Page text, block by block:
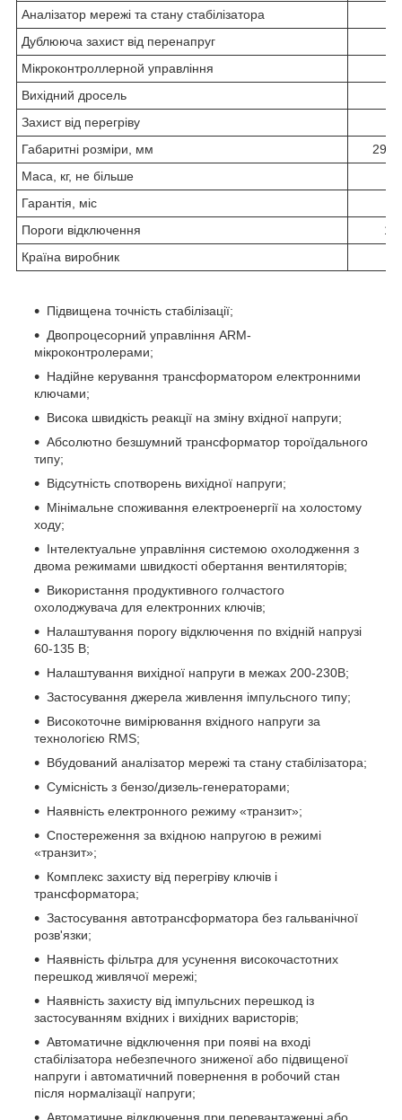
Аналізатор мережі та стану стабілізатора
Дублююча захист від перенапруг
Мікроконтроллерной управління
Вихідний дросель
Захист від перегріву
Габаритні розміри, мм
Маса, кг, не більше
Гарантія, міс
Пороги відключення
Країна виробник
Підвищена точність стабілізації;
Двопроцесорний управління ARM-
мікроконтролерами;
Надійне керування трансформатором електронними
ключами;
Висока швидкість реакції на зміну вхідної напруги;
Абсолютно безшумний трансформатор тороїдального
типу;
Відсутність спотворень вихідної напруги;
Мінімальне споживання електроенергії на холостому
ходу;
Інтелектуальне управління системою охолодження з
двома режимами швидкості обертання вентиляторів;
Використання продуктивного голчастого
охолоджувача для електронних ключів;
Налаштування порогу відключення по вхідній напрузі
60-135 В;
Налаштування вихідної напруги в межах 200-230В;
Застосування джерела живлення імпульсного типу;
Високоточне вимірювання вхідного напруги за
технологією RMS;
Вбудований аналізатор мережі та стану стабілізатора;
Сумісність з бензо/дизель-генераторами;
Наявність електронного режиму «транзит»;
Спостереження за вхідною напругою в режимі
«транзит»;
Комплекс захисту від перегріву ключів і
трансформатора;
Застосування автотрансформатора без гальванічної
розв'язки;
Наявність фільтра для усунення високочастотних
перешкод живлячої мережі;
Наявність захисту від імпульсних перешкод із
застосуванням вхідних і вихідних варисторів;
Автоматичне відключення при появі на вході
стабілізатора небезпечного зниженої або підвищеної
напруги і автоматичний повернення в робочий стан
після нормалізації напруги;